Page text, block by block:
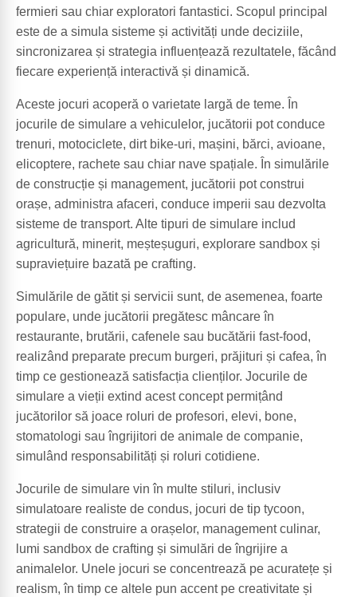
fermieri sau chiar exploratori fantastici. Scopul principal
este de a simula sisteme și activități unde deciziile,
sincronizarea și strategia influențează rezultatele, făcând
fiecare experiență interactivă și dinamică.
Aceste jocuri acoperă o varietate largă de teme. În
jocurile de simulare a vehiculelor, jucătorii pot conduce
trenuri, motociclete, dirt bike-uri, mașini, bărci, avioane,
elicoptere, rachete sau chiar nave spațiale. În simulările
de construcție și management, jucătorii pot construi
orașe, administra afaceri, conduce imperii sau dezvolta
sisteme de transport. Alte tipuri de simulare includ
agricultură, minerit, meșteșuguri, explorare sandbox și
supraviețuire bazată pe crafting.
Simulările de gătit și servicii sunt, de asemenea, foarte
populare, unde jucătorii pregătesc mâncare în
restaurante, brutării, cafenele sau bucătării fast-food,
realizând preparate precum burgeri, prăjituri și cafea, în
timp ce gestionează satisfacția clienților. Jocurile de
simulare a vieții extind acest concept permițând
jucătorilor să joace roluri de profesori, elevi, bone,
stomatologi sau îngrijitori de animale de companie,
simulând responsabilități și roluri cotidiene.
Jocurile de simulare vin în multe stiluri, inclusiv
simulatoare realiste de condus, jocuri de tip tycoon,
strategii de construire a orașelor, management culinar,
lumi sandbox de crafting și simulări de îngrijire a
animalelor. Unele jocuri se concentrează pe acuratețe și
realism, în timp ce altele pun accent pe creativitate și